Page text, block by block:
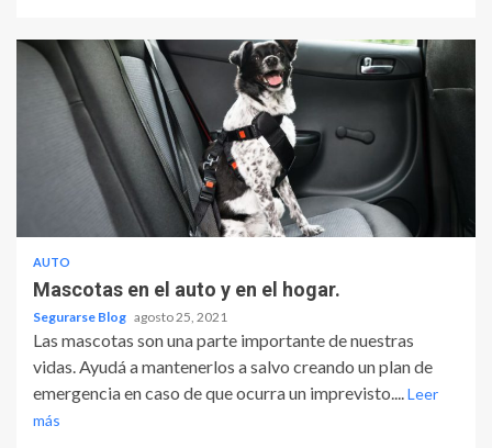
AUTO
Mascotas en el auto y en el hogar.
Segurarse Blog agosto 25, 2021
Las mascotas son una parte importante de nuestras
vidas. Ayudá a mantenerlos a salvo creando un plan de
emergencia en caso de que ocurra un imprevisto....Leer
más